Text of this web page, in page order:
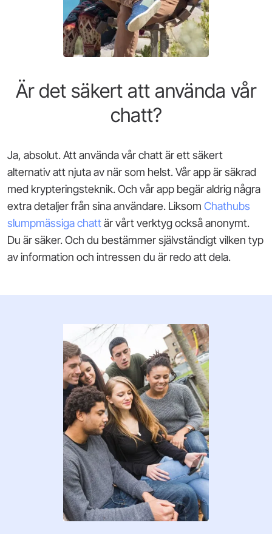
Är det säkert att använda vår
chatt?
Ja, absolut. Att använda vår chatt är ett säkert
alternativ att njuta av när som helst. Vår app är säkrad
med krypteringsteknik. Och vår app begär aldrig några
extra detaljer från sina användare. Liksom Chathubs
slumpmässiga chattär vårt verktyg också anonymt.
Du är säker. Och du bestämmer självständigt vilken typ
av information och intressen du är redo att dela.